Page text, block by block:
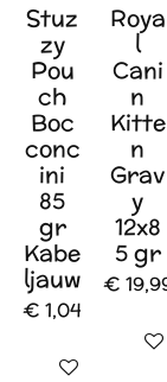
Stuz
zy
Pou
ch
Boc
conc
ini
85
gr
Kabe
ljauw
€ 1,04
In winkelwagen
Roya
l
Cani
n
Kitte
n
Grav
y
12x8
5 gr
€
In